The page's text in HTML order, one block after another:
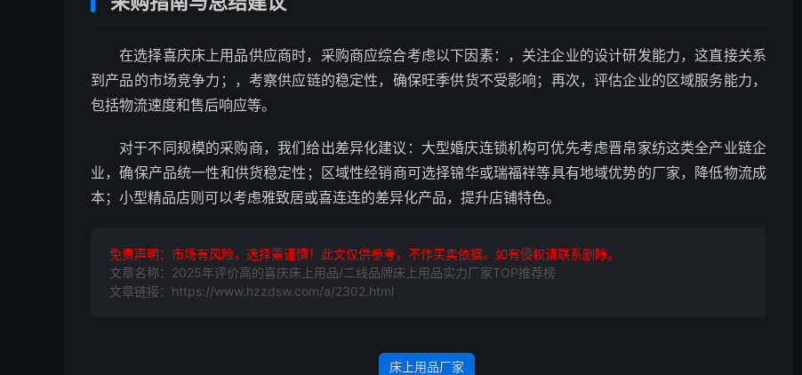
在选择喜庆床上用品供应商时，采购商应综合考虑以下因素：，关注企业的设计研发能力，这直接关系
到产品的市场竞争力；，考察供应链的稳定性，确保旺季供货不受影响；再次，评估企业的区域服务能力，
包括物流速度和售后响应等。
对于不同规模的采购商，我们给出差异化建议：大型婚庆连锁机构可优先考虑晋帛家纺这类全产业链企
业，确保产品统一性和供货稳定性；区域性经销商可选择锦华或瑞福祥等具有地域优势的厂家，降低物流成
本；小型精品店则可以考虑雅致居或喜连连的差异化产品，提升店铺特色。
免责声明：市场有风险，选择需谨慎！此文仅供参考，不作买卖依据。如有侵权请联系删除。
文章名称：2025年评价高的喜庆床上用品/二线品牌床上用品实力厂家TOP推荐榜
文章链接：https://www.hzzdsw.com/a/2302.html
床上用品厂家